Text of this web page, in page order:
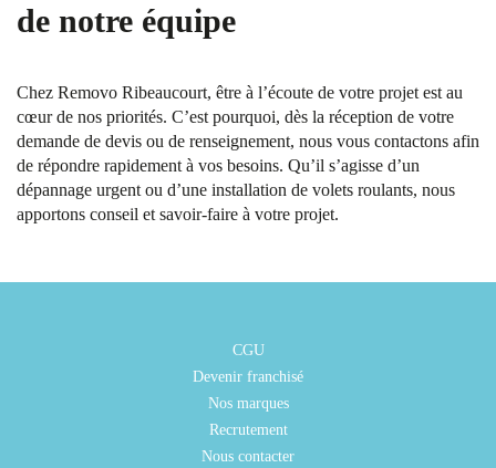
de notre équipe
Chez Removo Ribeaucourt, être à l’écoute de votre projet est au
cœur de nos priorités. C’est pourquoi, dès la réception de votre
demande de devis ou de renseignement, nous vous contactons afin
de répondre rapidement à vos besoins. Qu’il s’agisse d’un
dépannage urgent ou d’une installation de volets roulants, nous
apportons conseil et savoir-faire à votre projet.
CGU
Devenir franchisé
Nos marques
Recrutement
Nous contacter